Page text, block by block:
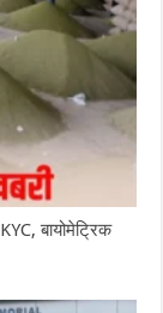
बायोमेट्रिक